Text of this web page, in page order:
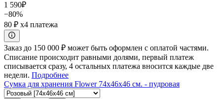
1 590₽
−80%
80 ₽ x4 платежа
Заказ до 150 000 ₽ может быть оформлен с оплатой частями.
Списание происходит равными долями, первый платеж
списывается сразу, 4 остальных платежа вносится каждые две
недели. Подробнее
Сумка для хранения Flower 74x46x46 см. - пудровая